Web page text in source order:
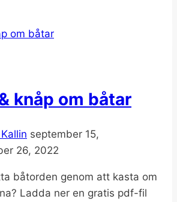
knåp om båtar
september 15,
26, 2022
båtorden genom att kasta om
Ladda ner en gratis pdf-fil